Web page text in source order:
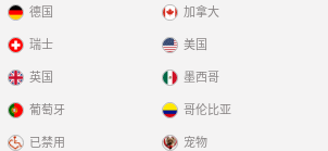
德国
瑞士
英国
葡萄牙
已禁用
加拿大
美国
墨西哥
哥伦比亚
宠物